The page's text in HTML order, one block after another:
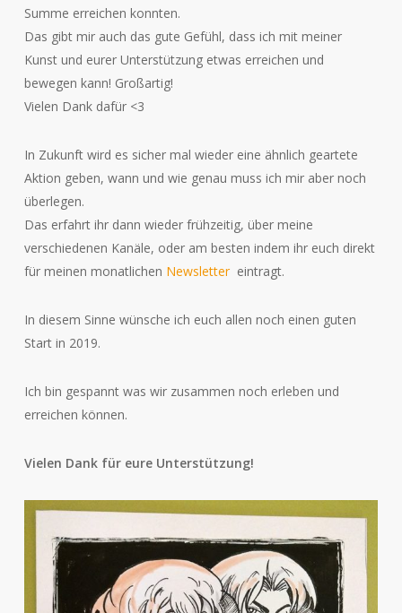
Summe erreichen konnten.
Das gibt mir auch das gute Gefühl, dass ich mit meiner
Kunst und eurer Unterstützung etwas erreichen und
bewegen kann! Großartig!
Vielen Dank dafür <3
In Zukunft wird es sicher mal wieder eine ähnlich geartete
Aktion geben, wann und wie genau muss ich mir aber noch
überlegen.
Das erfahrt ihr dann wieder frühzeitig, über meine
verschiedenen Kanäle, oder am besten indem ihr euch direkt
für meinen monatlichen Newslettereintragt.
In diesem Sinne wünsche ich euch allen noch einen guten
Start in 2019.
Ich bin gespannt was wir zusammen noch erleben und
erreichen können.
Vielen Dank für eure Unterstützung!